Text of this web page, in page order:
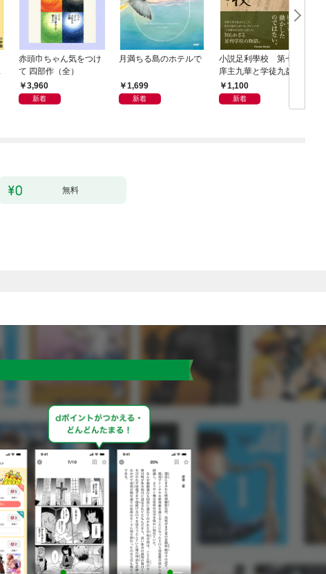
赤頭巾ちゃん気をつけ
て 四部作（全）
3,960
新着
月満ちる島のホテルで
1,699
新着
小説足利學校 第七世
庠主九華と学徒九益
1,100
新着
無料